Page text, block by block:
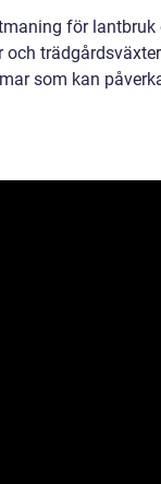
för lantbruk
och
som kan